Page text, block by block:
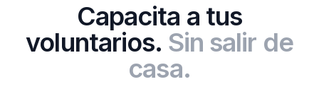
Capacita a tus
voluntarios. Sin salir de
casa.